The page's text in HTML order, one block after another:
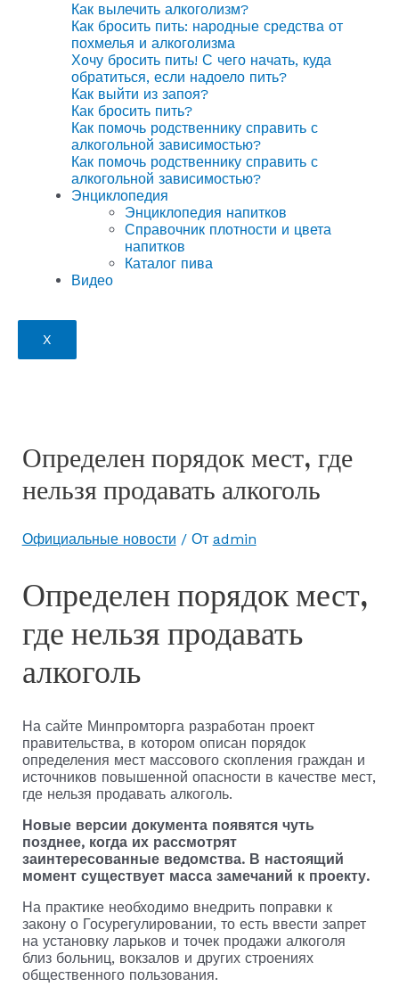
Как вылечить алкоголизм?
Как бросить пить: народные средства от
похмелья и алкоголизма
Хочу бросить пить! С чего начать, куда
обратиться, если надоело пить?
Как выйти из запоя?
Как бросить пить?
Как помочь родственнику справить с
алкогольной зависимостью?
Как помочь родственнику справить с
алкогольной зависимостью?
Энциклопедия
Энциклопедия напитков
Справочник плотности и цвета
напитков
Каталог пива
Видео
X
Определен порядок мест, где
нельзя продавать алкоголь
Официальные новости / От admin
Определен порядок мест,
где нельзя продавать
алкоголь
На сайте Минпромторга разработан проект
правительства, в котором описан порядок
определения мест массового скопления граждан и
источников повышенной опасности в качестве мест,
где нельзя продавать алкоголь.
Новые версии документа появятся чуть
позднее, когда их рассмотрят
заинтересованные ведомства. В настоящий
момент существует масса замечаний к проекту.
На практике необходимо внедрить поправки к
закону о Госурегулировании, то есть ввести запрет
на установку ларьков и точек продажи алкоголя
близ больниц, вокзалов и других строениях
общественного пользования.